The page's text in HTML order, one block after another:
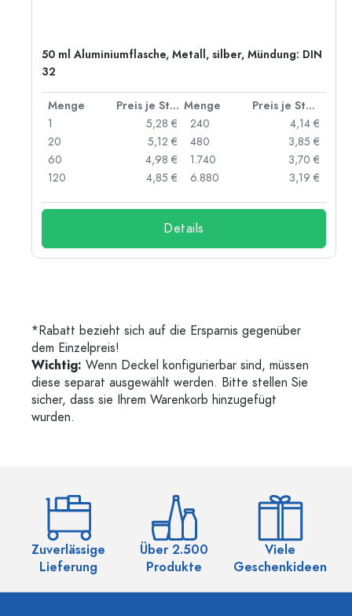
50 ml Aluminiumflasche, Metall, silber, Mündung: DIN
32
Menge Preis je Stück Menge
Preis je Stück
1
5,28 €
20
5,12 €
60
4,98 €
120
4,85 €
240
4,14 €
480
3,85 €
1.740
3,70 €
6.880
3,19 €
Details
*Rabatt bezieht sich auf die Ersparnis gegenüber
dem Einzelpreis!
Wichtig: Wenn Deckel konfigurierbar sind, müssen
diese separat ausgewählt werden. Bitte stellen Sie
sicher, dass sie Ihrem Warenkorb hinzugefügt
wurden.
Zuverlässige
Lieferung
Über 2.500
Produkte
Viele
Geschenkideen